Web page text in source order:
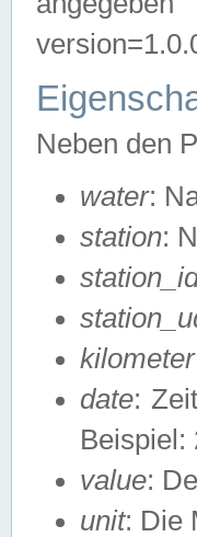
Neben den
water:
station:
kilometer
date:
Beispiel:
value:
unit: Die